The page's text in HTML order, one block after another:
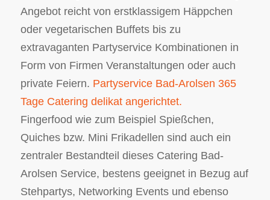
Angebot reicht von erstklassigem Häppchen
oder vegetarischen Buffets bis zu
extravaganten Partyservice Kombinationen in
Form von Firmen Veranstaltungen oder auch
private Feiern. Partyservice Bad-Arolsen 365
Tage Catering delikat angerichtet.
Fingerfood wie zum Beispiel Spießchen,
Quiches bzw. Mini Frikadellen sind auch ein
zentraler Bestandteil dieses Catering Bad-
Arolsen Service, bestens geeignet in Bezug auf
Stehpartys, Networking Events und ebenso